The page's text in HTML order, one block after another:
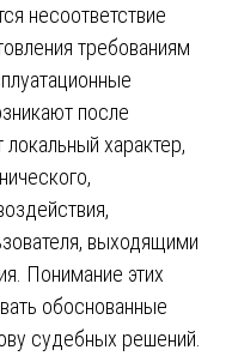
несоответствие
требованиям
после
характер,
выходящими
Понимание этих
обоснованные
судебных решений.